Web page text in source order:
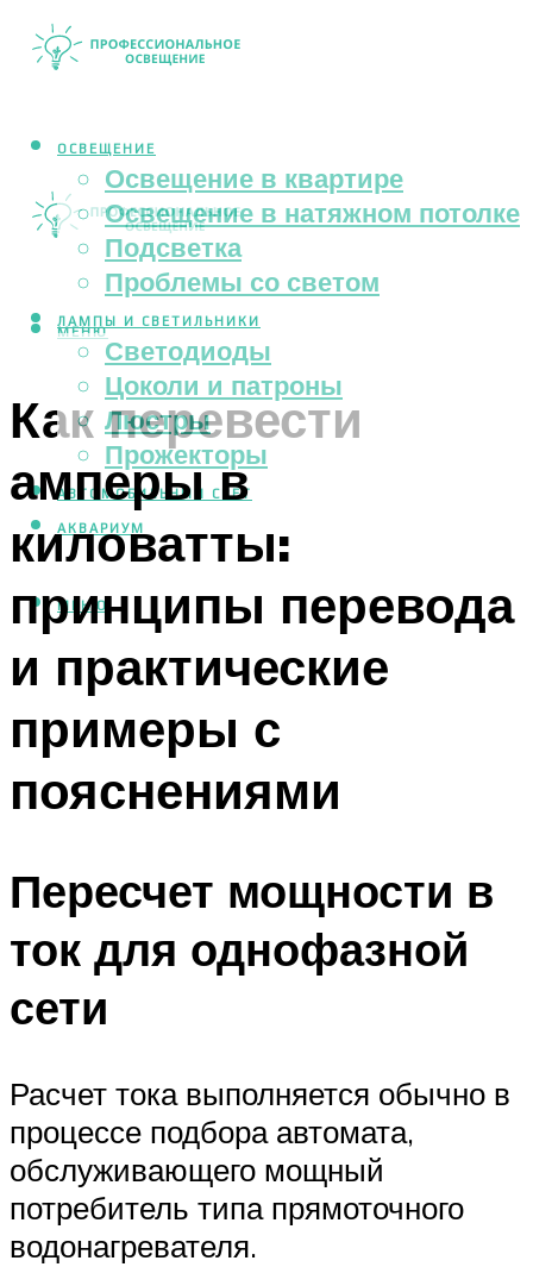
ОСВЕЩЕНИЕ
Освещение в квартире
Освещение в натяжном потолке
Подсветка
Проблемы со светом
ЛАМПЫ И СВЕТИЛЬНИКИ
Светодиоды
Цоколи и патроны
Люстры
Прожекторы
АВТОМОБИЛЬНЫЙ СВЕТ
АКВАРИУМ
МЕНЮ
МЕНЮ
Как перевести
амперы в
киловатты:
принципы перевода
и практические
примеры с
пояснениями
Пересчет мощности в
ток для однофазной
сети
Расчет тока выполняется обычно в
процессе подбора автомата,
обслуживающего мощный
потребитель типа прямоточного
водонагревателя.